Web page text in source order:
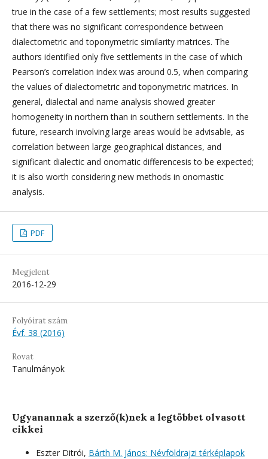
true in the case of a few settlements; most results suggested
that there was no significant correspondence between
dialectometric and toponymetric similarity matrices. The
authors identified only five settlements in the case of which
Pearson’s correlation index was around 0.5, when comparing
the values of dialectometric and toponymetric matrices. In
general, dialectal and name analysis showed greater
homogeneity in northern than in southern settlements. In the
future, research involving large areas would be advisable, as
correlation between large geographical distances, and
significant dialectic and onomatic differencesis to be expected;
it is also worth considering new methods in onomastic
analysis.
PDF
Megjelent
2016-12-29
Folyóirat szám
Évf. 38 (2016)
Rovat
Tanulmányok
Ugyanannak a szerző(k)nek a legtöbbet olvasott
cikkei
Eszter Ditrói, Bárth M. János: Névföldrajzi térképlapok